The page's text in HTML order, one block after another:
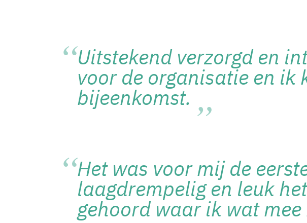
Uitstekend verzorgd en
voor de organisatie en ik
bijeenkomst.
Het was voor mij de
laagdrempelig en leuk
gehoord waar ik wat mee